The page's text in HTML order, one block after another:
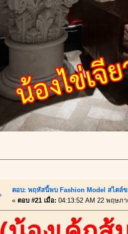
ตอบ: พฤหัสนี้พบ Fashion Model สไตล์ข
« ตอบ #21 เมื่อ: 04:13:52 AM 22 พฤษภ